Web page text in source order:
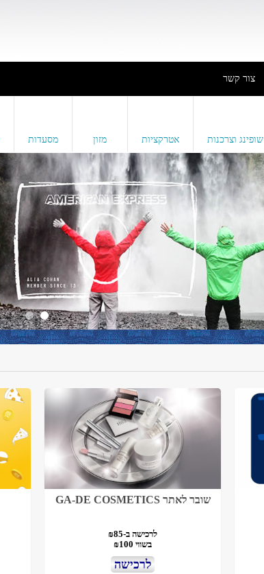
צור קשר
שופינג וצרכנות אטרקציות מזון מסעדות
שובר לאתר GA-DE COSMETICS
לרכישה ב-₪85
בשווי ₪100
לרכישה